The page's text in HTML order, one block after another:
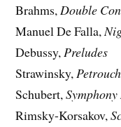
Brahms,Double
Manuel De Falla,
Debussy,Preludes
Strawinsky,
Schubert,
Rimsky-Korsakov,